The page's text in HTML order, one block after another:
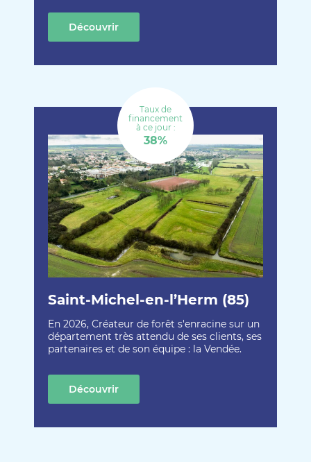
Découvrir
Saint-Michel-en-l’Herm (85)
En 2026, Créateur de forêt s'enracine sur un
département très attendu de ses clients, ses
partenaires et de son équipe : la Vendée.
Taux de
financement
à ce jour :
38%
Découvrir